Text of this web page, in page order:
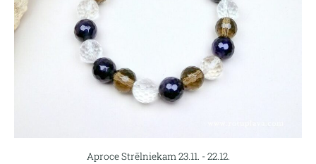
Aproce Strēlniekam 23.11. - 22.12.